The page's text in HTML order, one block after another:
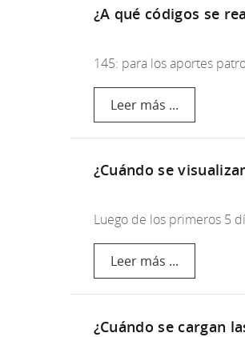
¿A qué códigos se
145: para los aportes
Leer más ...
¿Cuándo se
Luego de los primeros 5
Leer más ...
¿Cuándo se cargan